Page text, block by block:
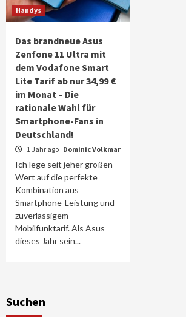
Handys
Das brandneue Asus
Zenfone 11 Ultra mit
dem Vodafone Smart
Lite Tarif ab nur 34,99 €
im Monat – Die
rationale Wahl für
Smartphone-Fans in
Deutschland!
1 Jahr ago Dominic Volkmar
Ich lege seit jeher großen
Wert auf die perfekte
Kombination aus
Smartphone-Leistung und
zuverlässigem
Mobilfunktarif. Als Asus
dieses Jahr sein...
Suchen